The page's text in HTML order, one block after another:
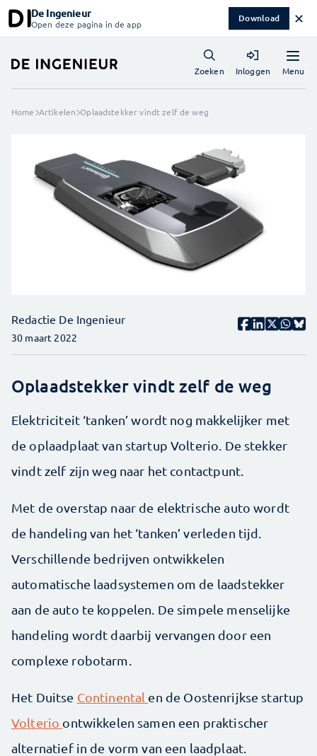
De Ingenieur
Open deze pagina in de app Download ✕
Menu
Zoeken Inloggen
Home Artikelen Oplaadstekker vindt zelf de weg
Redactie De Ingenieur
30 maart 2022
Oplaadstekker vindt zelf de weg
Elektriciteit ‘tanken’ wordt nog makkelijker met
de oplaadplaat van startup Volterio. De stekker
vindt zelf zijn weg naar het contactpunt.
Met de overstap naar de elektrische auto wordt
de handeling van het ‘tanken’ verleden tijd.
Verschillende bedrijven ontwikkelen
automatische laadsystemen om de laadstekker
aan de auto te koppelen. De simpele menselijke
handeling wordt daarbij vervangen door een
complexe robotarm.
Het Duitse Continental en de Oostenrijkse startup
Volterio ontwikkelen samen een praktischer
alternatief in de vorm van een laadplaat.